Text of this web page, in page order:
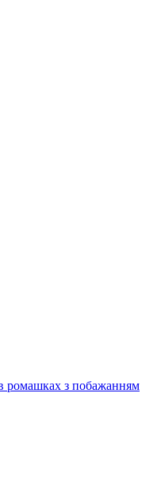
ромашках з побажанням